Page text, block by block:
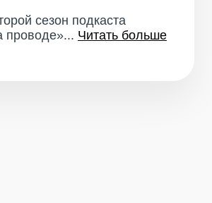
сезон подкаста
проводе»... Читать больше